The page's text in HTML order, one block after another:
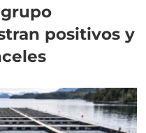
positivos y